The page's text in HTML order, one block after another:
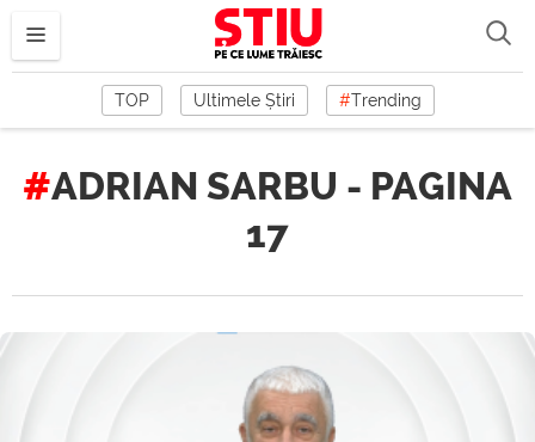
TOP Ultimele Știri #Trending
ADRIAN SARBU - PAGINA
17